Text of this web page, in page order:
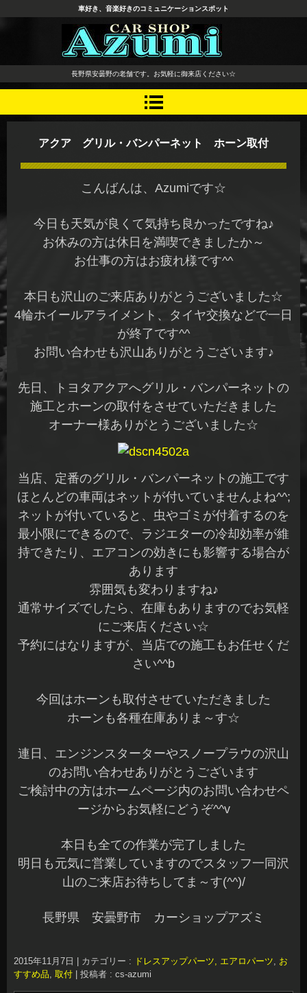
長野県 安曇野市 タイヤ ホ
イール デッドニング カーオ
ーディオ レカロシート
車好き、音楽好きのコミュニケーションスポット
長野県安曇野の老舗です。お気軽に御来店ください☆
アクア グリル・バンパーネット ホーン取付
こんばんは、Azumiです☆
今日も天気が良くて気持ち良かったですね♪
お休みの方は休日を満喫できましたか～
お仕事の方はお疲れ様です^^
本日も沢山のご来店ありがとうございました☆
4輪ホイールアライメント、タイヤ交換などで一日
が終了です^^
お問い合わせも沢山ありがとうございます♪
先日、トヨタアクアへグリル・バンパーネットの
施工とホーンの取付をさせていただきました
オーナー様ありがとうございました☆
当店、定番のグリル・バンパーネットの施工です
ほとんどの車両はネットが付いていませんよね^^;
ネットが付いていると、虫やゴミが付着するのを
最小限にできるので、ラジエターの冷却効率が維
持できたり、エアコンの効きにも影響する場合が
あります
雰囲気も変わりますね♪
通常サイズでしたら、在庫もありますのでお気軽
にご来店ください☆
予約にはなりますが、当店での施工もお任せくだ
さい^^b
今回はホーンも取付させていただきました
ホーンも各種在庫ありま～す☆
連日、エンジンスターターやスノープラウの沢山
のお問い合わせありがとうございます
ご検討中の方はホームページ内のお問い合わせペ
ージからお気軽にどうぞ^^v
本日も全ての作業が完了しました
明日も元気に営業していますのでスタッフ一同沢
山のご来店お待ちしてま～す(^^)/
長野県 安曇野市 カーショップアズミ
2015年11月7日 カテゴリー : ドレスアップパーツ, エアロパーツ, お
すすめ品, 取付 投稿者 : cs-azumi